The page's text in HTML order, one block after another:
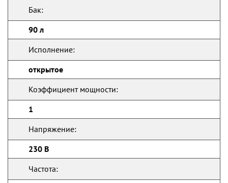
Бак:
90 л
Исполнение:
открытое
Коэффициент мощности:
1
Напряжение:
230 В
Частота: